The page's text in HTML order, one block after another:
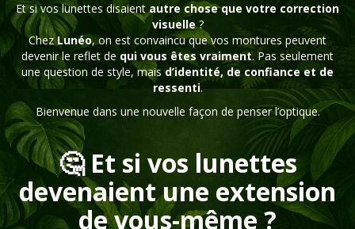
Et si vos lunettes disaientautre chose que votre correction
visuelle?
ChezLunéo, on est convaincu que vos montures peuvent
devenir le reflet de qui vous êtes vraiment. Pas seulement
une question de style, mais d’identité, de confiance et de
ressenti.
Bienvenue dans une nouvelle façon de penser l’optique.
🤔 Et si vos lunettes
devenaient une extension
de vous-même ?